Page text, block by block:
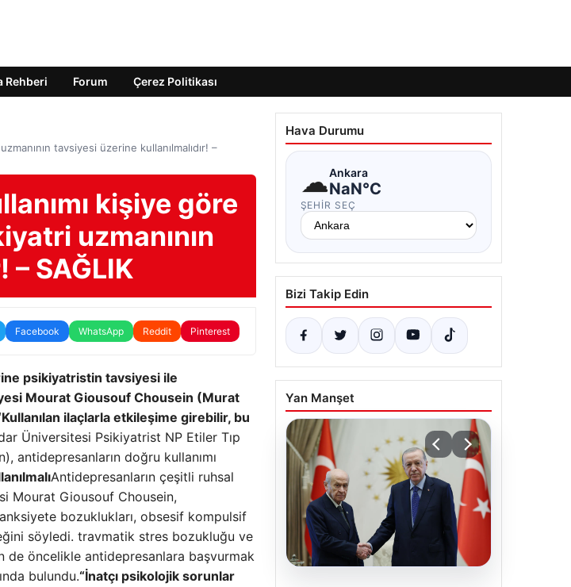
Rehberi Forum Çerez Politikası
tavsiyesi üzerine kullanılmalıdır! –
kişiye göre
uzmanının
– SAĞLIK
Facebook WhatsApp Reddit Pinterest
psikiyatristin tavsiyesi ile
Mourat Giousouf Chousein (Murat
ilaçlarla etkileşime girebilir, bu
Üniversitesi Psikiyatrist NP Etiler Tıp
antidepresanların doğru kullanımı
Antidepresanların çeşitli ruhsal
Mourat Giousouf Chousein,
bozuklukları, obsesif kompulsif
söyledi. travmatik stres bozukluğu ve
de öncelikle antidepresanlara başvurmak
bulundu.“İnatçı psikolojik sorunlar
Hava Durumu
☁Ankara
NaN°C
ŞEHIR SEÇ
Bizi Takip Edin
Yan Manşet